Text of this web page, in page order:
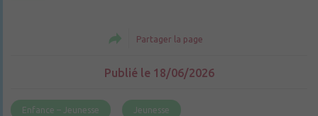
Partager la page
Publié le 18/06/2026
Enfance – Jeunesse Jeunesse